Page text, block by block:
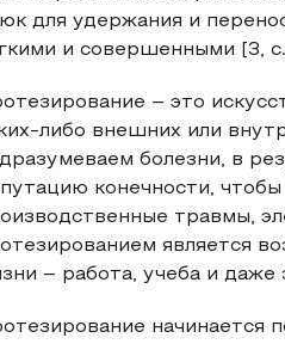
для удержания и
и совершенными [3,
– это
либо внешних или
болезни, в
конечности,
травмы,
является
– работа, учеба и даже
начинается